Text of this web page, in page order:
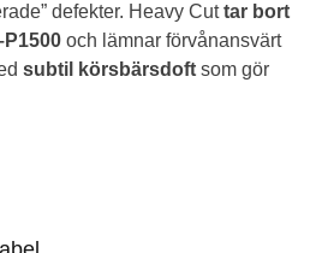
defekter. Heavy Cuttar bort
och lämnar förvånansvärt
subtil körsbärsdoft som gör